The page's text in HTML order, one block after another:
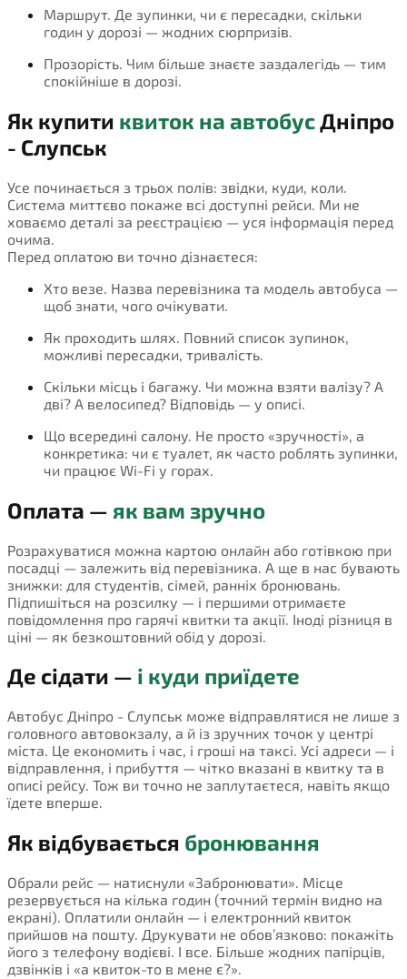
Маршрут. Де зупинки, чи є пересадки, скільки
годин у дорозі — жодних сюрпризів.
Прозорість. Чим більше знаєте заздалегідь — тим
спокійніше в дорозі.
Як купити квиток на автобусДніпро
- Слупськ
Усе починається з трьох полів: звідки, куди, коли.
Система миттєво покаже всі доступні рейси. Ми не
ховаємо деталі за реєстрацією — уся інформація перед
очима.
Перед оплатою ви точно дізнаєтеся:
Хто везе. Назва перевізника та модель автобуса —
щоб знати, чого очікувати.
Як проходить шлях. Повний список зупинок,
можливі пересадки, тривалість.
Скільки місць і багажу. Чи можна взяти валізу? А
дві? А велосипед? Відповідь — у описі.
Що всередині салону. Не просто «зручності», а
конкретика: чи є туалет, як часто роблять зупинки,
чи працює Wi-Fi у горах.
Оплата — як вам зручно
Розрахуватися можна картою онлайн або готівкою при
посадці — залежить від перевізника. А ще в нас бувають
знижки: для студентів, сімей, ранніх бронювань.
Підпишіться на розсилку — і першими отримаєте
повідомлення про гарячі квитки та акції. Іноді різниця в
ціні — як безкоштовний обід у дорозі.
Де сідати — і куди приїдете
Автобус Дніпро - Слупськ може відправлятися не лише з
головного автовокзалу, а й із зручних точок у центрі
міста. Це економить і час, і гроші на таксі. Усі адреси — і
відправлення, і прибуття — чітко вказані в квитку та в
описі рейсу. Тож ви точно не заплутаєтеся, навіть якщо
їдете вперше.
Як відбувається бронювання
Обрали рейс — натиснули «Забронювати». Місце
резервується на кілька годин (точний термін видно на
екрані). Оплатили онлайн — і електронний квиток
прийшов на пошту. Друкувати не обов’язково: покажіть
його з телефону водієві. І все. Більше жодних папірців,
дзвінків і «а квиток-то в мене є?».